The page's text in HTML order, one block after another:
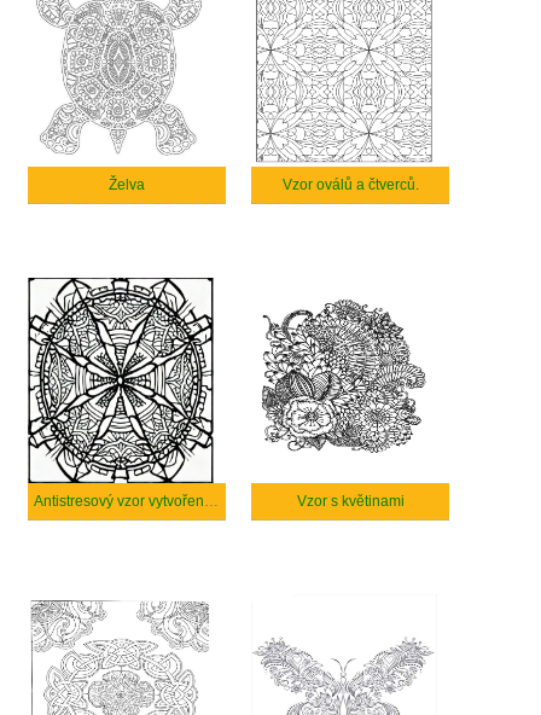
Želva Vzor oválů a čtverců.
Antistresový vzor vytvořený AI Vzor s květinami